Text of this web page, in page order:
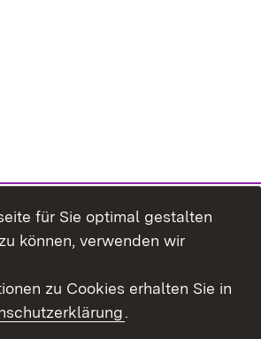
für Sie optimal gestalten
können, verwenden wir
zu Cookies erhalten Sie in
.